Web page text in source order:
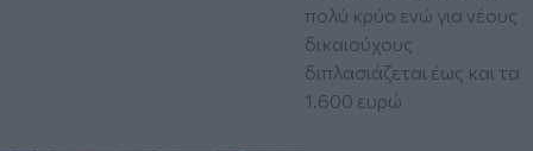
πολύ κρύο ενώ για νέους
δικαιούχους
διπλασιάζεται έως και τα
1.600 ευρώ